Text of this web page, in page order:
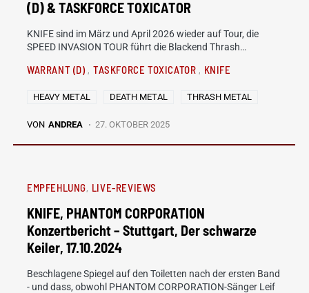
(D) & TASKFORCE TOXICATOR
KNIFE sind im März und April 2026 wieder auf Tour, die
SPEED INVASION TOUR führt die Blackend Thrash…
WARRANT (D) TASKFORCE TOXICATOR KNIFE
HEAVY METAL DEATH METAL THRASH METAL
VON ANDREA 27. OKTOBER 2025
EMPFEHLUNG LIVE-REVIEWS
KNIFE, PHANTOM CORPORATION
Konzertbericht – Stuttgart, Der schwarze
Keiler, 17.10.2024
Beschlagene Spiegel auf den Toiletten nach der ersten Band
- und dass, obwohl PHANTOM CORPORATION-Sänger Leif